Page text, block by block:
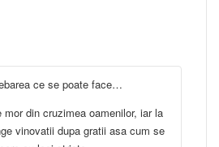
ce se poate face…
din cruzimea oamenilor, iar la
vinovatii dupa gratii asa cum se